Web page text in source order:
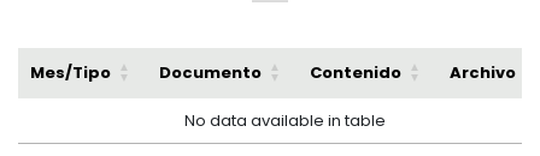
Mes/Tipo Documento Contenido Archivo
No data available in table